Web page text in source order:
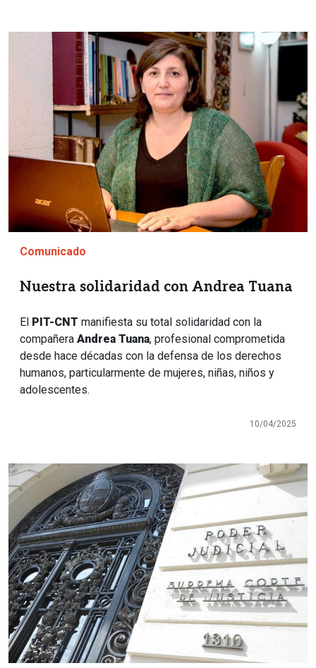
Imagen
Comunicado
Nuestra solidaridad con Andrea Tuana
El PIT-CNT manifiesta su total solidaridad con la
compañera Andrea Tuana, profesional comprometida
desde hace décadas con la defensa de los derechos
humanos, particularmente de mujeres, niñas, niños y
adolescentes.
10/04/2025
Imagen